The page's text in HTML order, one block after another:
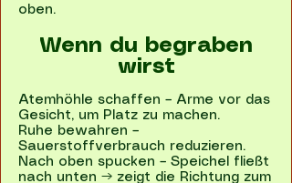
oben.
Wenn du begraben
wirst
Atemhöhle schaffen – Arme vor das
Gesicht, um Platz zu machen.
Ruhe bewahren –
Sauerstoffverbrauch reduzieren.
Nach oben spucken – Speichel fließt
nach unten → zeigt die Richtung zum